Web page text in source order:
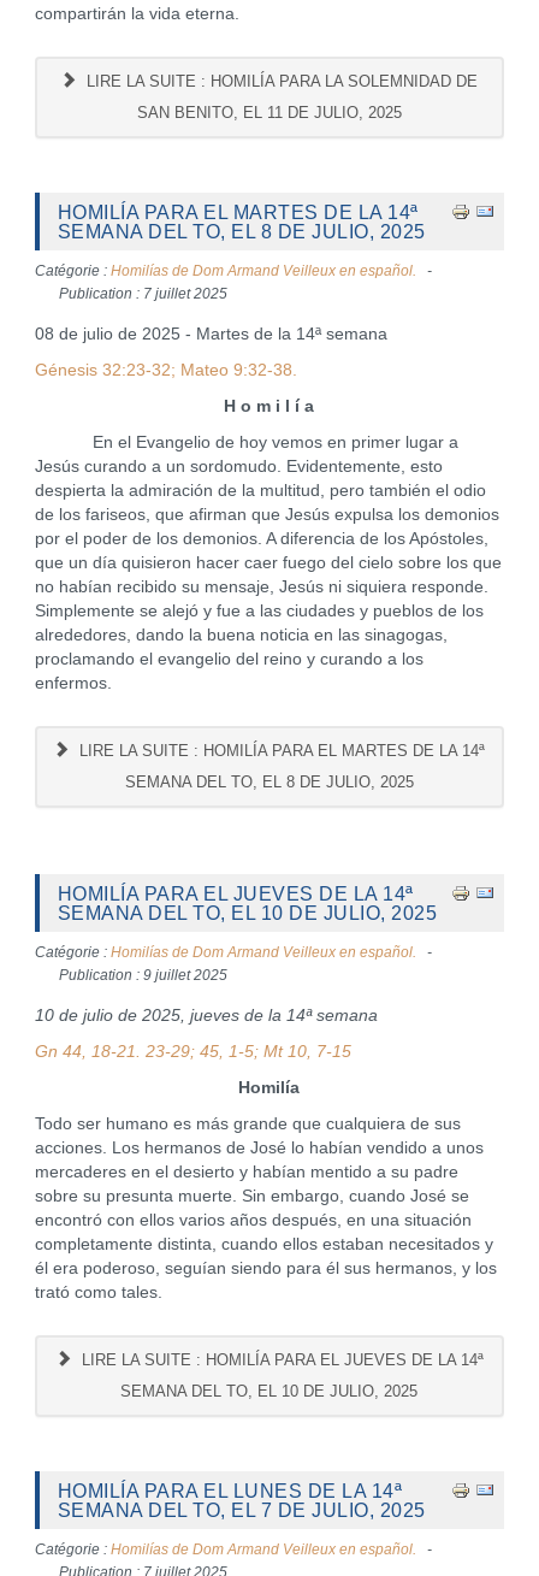
compartirán la vida eterna.
LIRE LA SUITE : HOMILÍA PARA LA SOLEMNIDAD DE
SAN BENITO, EL 11 DE JULIO, 2025
HOMILÍA PARA EL MARTES DE LA 14ª
SEMANA DEL TO, EL 8 DE JULIO, 2025
Catégorie : Homilías de Dom Armand Veilleux en español.
Publication : 7 juillet 2025
08 de julio de 2025 - Martes de la 14ª semana
Génesis 32:23-32; Mateo 9:32-38.
H o m i l í a
En el Evangelio de hoy vemos en primer lugar a
Jesús curando a un sordomudo. Evidentemente, esto
despierta la admiración de la multitud, pero también el odio
de los fariseos, que afirman que Jesús expulsa los demonios
por el poder de los demonios. A diferencia de los Apóstoles,
que un día quisieron hacer caer fuego del cielo sobre los que
no habían recibido su mensaje, Jesús ni siquiera responde.
Simplemente se alejó y fue a las ciudades y pueblos de los
alrededores, dando la buena noticia en las sinagogas,
proclamando el evangelio del reino y curando a los
enfermos.
LIRE LA SUITE : HOMILÍA PARA EL MARTES DE LA 14ª
SEMANA DEL TO, EL 8 DE JULIO, 2025
HOMILÍA PARA EL JUEVES DE LA 14ª
SEMANA DEL TO, EL 10 DE JULIO, 2025
Catégorie : Homilías de Dom Armand Veilleux en español.
Publication : 9 juillet 2025
10 de julio de 2025, jueves de la 14ª semana
Gn 44, 18-21. 23-29; 45, 1-5; Mt 10, 7-15
Homilía
Todo ser humano es más grande que cualquiera de sus
acciones. Los hermanos de José lo habían vendido a unos
mercaderes en el desierto y habían mentido a su padre
sobre su presunta muerte. Sin embargo, cuando José se
encontró con ellos varios años después, en una situación
completamente distinta, cuando ellos estaban necesitados y
él era poderoso, seguían siendo para él sus hermanos, y los
trató como tales.
LIRE LA SUITE : HOMILÍA PARA EL JUEVES DE LA 14ª
SEMANA DEL TO, EL 10 DE JULIO, 2025
HOMILÍA PARA EL LUNES DE LA 14ª
SEMANA DEL TO, EL 7 DE JULIO, 2025
Catégorie : Homilías de Dom Armand Veilleux en español.
Publication : 7 juillet 2025